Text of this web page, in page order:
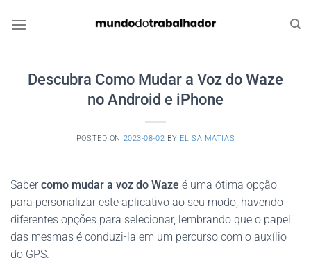
Descubra Como Mudar a Voz do Waze
no Android e iPhone
POSTED ON 2023-08-02 BY ELISA MATIAS
Sabercomo mudar a voz do Waze é uma ótima opção
para personalizar este aplicativo ao seu modo, havendo
diferentes opções para selecionar, lembrando que o papel
das mesmas é conduzi-la em um percurso com o auxílio
do GPS.